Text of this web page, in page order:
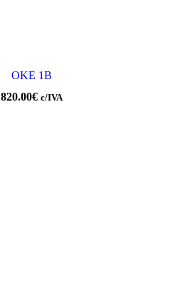
OKE 1B
820.00€ c/IVA